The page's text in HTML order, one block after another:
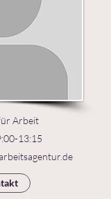
Arbeit
13:15